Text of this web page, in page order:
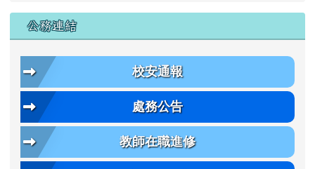
公務連結
校安通報
處務公告
教師在職進修